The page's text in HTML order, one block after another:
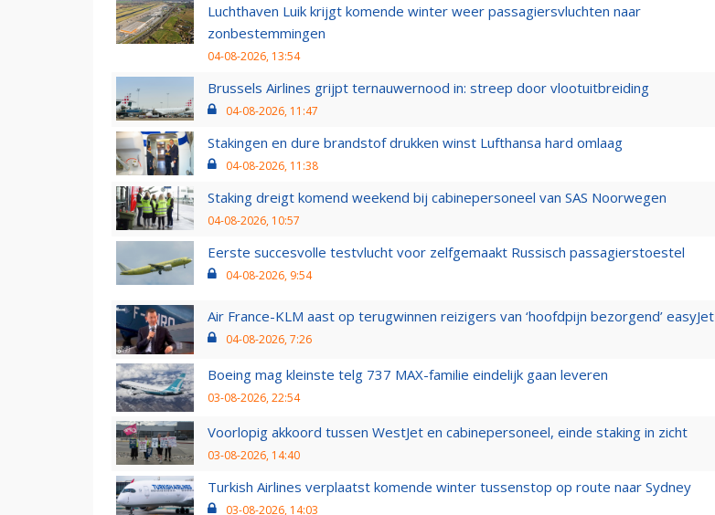
Luchthaven Luik krijgt komende winter weer passagiersvluchten naar
zonbestemmingen
04-08-2026, 13:54
Brussels Airlines grijpt ternauwernood in: streep door vlootuitbreiding
04-08-2026, 11:47
Stakingen en dure brandstof drukken winst Lufthansa hard omlaag
04-08-2026, 11:38
Staking dreigt komend weekend bij cabinepersoneel van SAS Noorwegen
04-08-2026, 10:57
Eerste succesvolle testvlucht voor zelfgemaakt Russisch passagierstoestel
04-08-2026, 9:54
Air France-KLM aast op terugwinnen reizigers van ‘hoofdpijn bezorgend’ easyJet
04-08-2026, 7:26
Boeing mag kleinste telg 737 MAX-familie eindelijk gaan leveren
03-08-2026, 22:54
Voorlopig akkoord tussen WestJet en cabinepersoneel, einde staking in zicht
03-08-2026, 14:40
Turkish Airlines verplaatst komende winter tussenstop op route naar Sydney
03-08-2026, 14:03